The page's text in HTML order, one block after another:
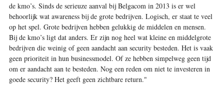
de kmo’s. Sinds de ­serieuze aanval bij Belgacom in 2013 is er wel
behoorlijk wat awareness bij de grote bedrijven. Logisch, er staat te veel
op het spel. Grote bedrijven hebben gelukkig de middelen en mensen.
Bij de kmo’s ligt dat anders. Er zijn nog heel wat kleine en middelgrote
bedrijven die weinig of geen aandacht aan security besteden. Het is vaak
geen prioriteit in hun businessmodel. Of ze hebben simpelweg geen tijd
om er aandacht aan te besteden. Nog een reden om niet te investeren in
goede security? Het geeft geen zichtbare return."